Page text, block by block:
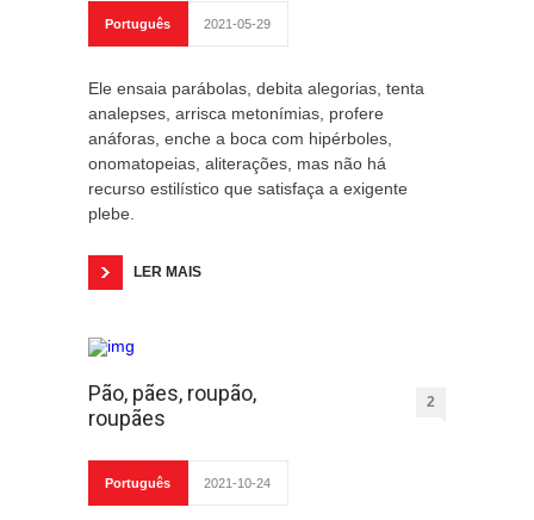
Português 2021-05-29
Ele ensaia parábolas, debita alegorias, tenta
analepses, arrisca metonímias, profere
anáforas, enche a boca com hipérboles,
onomatopeias, aliterações, mas não há
recurso estilístico que satisfaça a exigente
plebe.
LER MAIS
Pão, pães, roupão,
roupães
2
Português 2021-10-24